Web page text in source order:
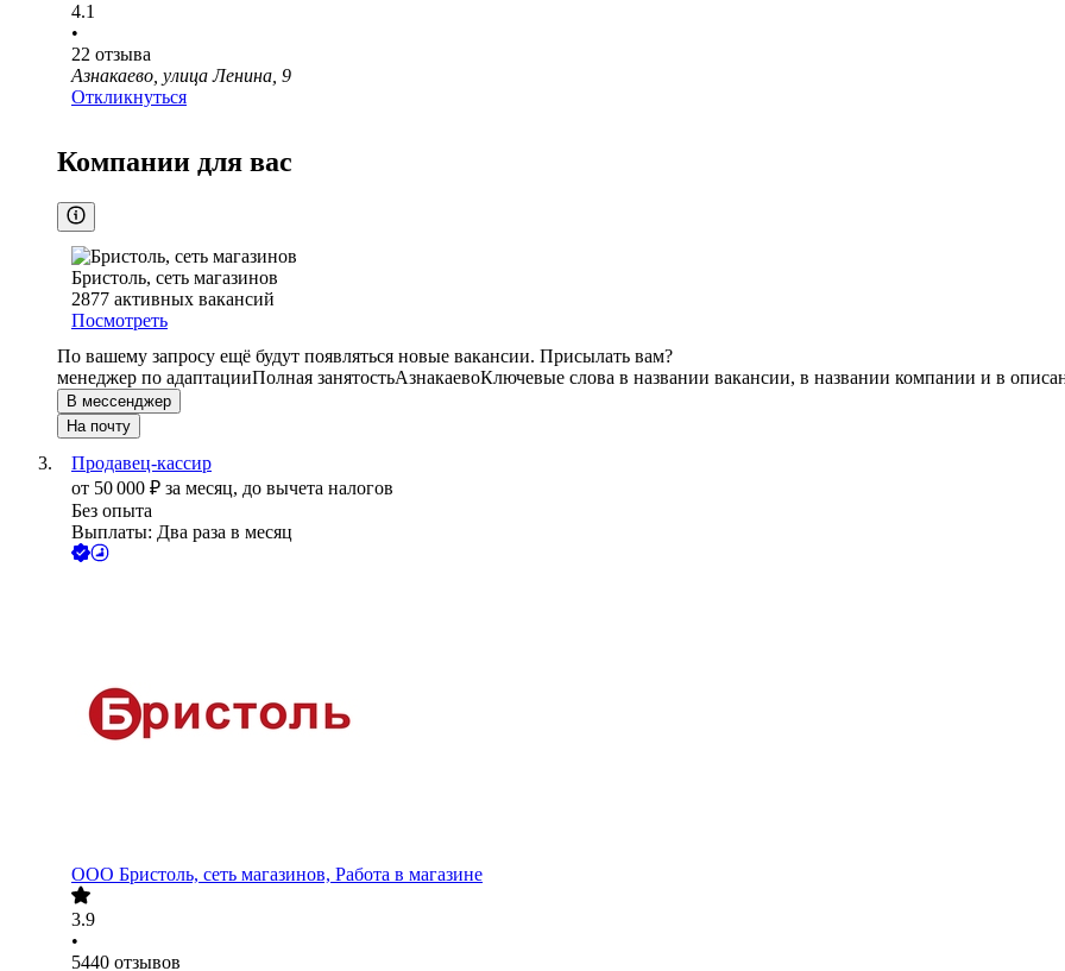
4.1
•
22 отзыва
Азнакаево, улица Ленина, 9
Откликнуться
Компании для вас
Бристоль, сеть магазинов
2877 активных вакансий
Посмотреть
По вашему запросу ещё будут появляться новые вакансии. Присылать вам?
менеджер по адаптацииПолная занятостьАзнакаевоКлючевые слова в названии вакансии, в названии компании и в
В мессенджер
На почту
Продавец-кассир
от 50 000 ₽ за месяц, до вычета налогов
Без опыта
Выплаты: Два раза в месяц
ООО Бристоль, сеть магазинов, Работа в магазине
3.9
•
5440 отзывов